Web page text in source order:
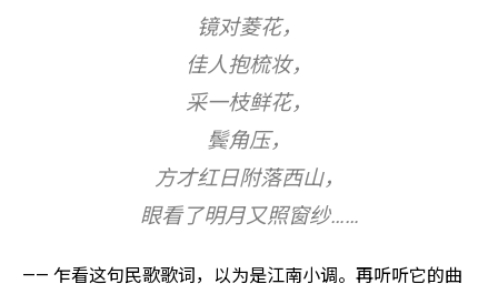
镜对菱花，
佳人抱梳妆，
采一枝鲜花，
鬓角压，
方才红日附落西山，
眼看了明月又照窗纱……
—— 乍看这句民歌歌词，以为是江南小调。再听听它的曲